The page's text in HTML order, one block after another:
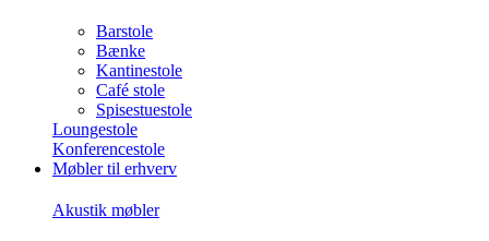
Barstole
Bænke
Kantinestole
Café stole
Spisestuestole
Loungestole
Konferencestole
Møbler til erhverv
Akustik møbler